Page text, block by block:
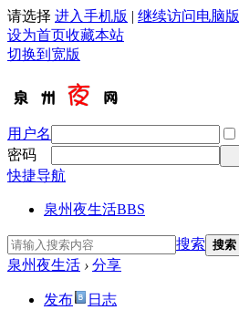
请选择 进入手机版 | 继续访问电脑版
设为首页收藏本站
切换到宽版
用户名
密码
快捷导航
泉州夜生活BBS
搜索 搜索
泉州夜生活 › 分享
发布
日志